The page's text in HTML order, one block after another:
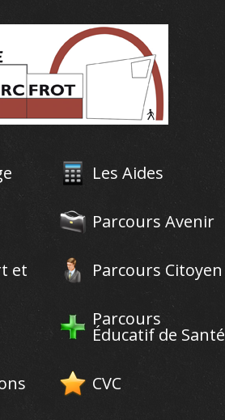
Les Aides
Parcours Avenir
et Parcours Citoyen
Parcours
Éducatif de Santé
CVC